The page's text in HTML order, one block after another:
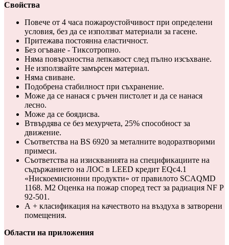
Свойства
Повече от 4 часа пожароустойчивост при определени
условия, без да се използват материали за гасене.
Притежава постоянна еластичност.
Без огъване - Тиксотропно.
Няма повърхностна лепкавост след пълно изсъхване.
Не използвайте замърсен материал.
Няма свиване.
Подобрена стабилност при съхранение.
Може да се нанася с ръчен пистолет и да се нанася
лесно.
Може да се боядисва.
Втвърдява се без мехурчета, 25% способност за
движение.
Съответства на BS 6920 за металните водоразтворими
примеси.
Съответства на изискванията на спецификациите на
съдържанието на ЛОС в LEED кредит EQc4.1
«Нискоемисионни продукти» от правилото SCAQMD
1168. M2 Оценка на пожар според тест за радиация NF P
92-501.
А + класификация на качеството на въздуха в затворени
помещения.
Области на приложения